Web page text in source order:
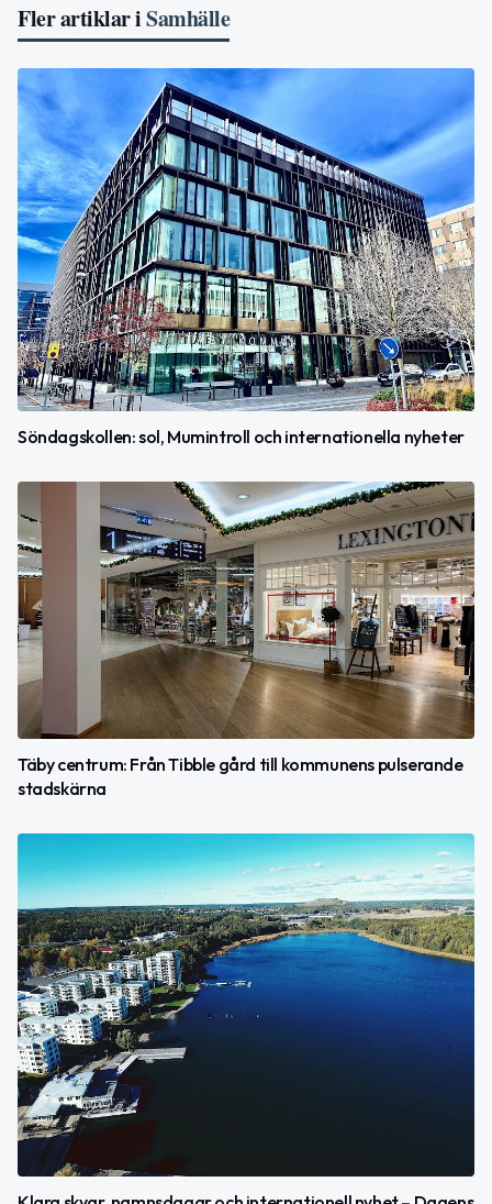
Fler artiklar iSamhälle
Söndagskollen: sol, Mumintroll och internationella nyheter
Täby centrum: Från Tibble gård till kommunens pulserande
stadskärna